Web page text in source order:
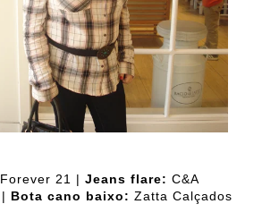
Forever 21 | Jeans flare: C&A
| Bota cano baixo: Zatta Calçados